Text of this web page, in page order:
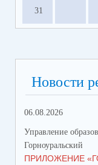
31
Новости
06.08.2026
Управление
Горноуральский
ПРИЛОЖЕНИЕ